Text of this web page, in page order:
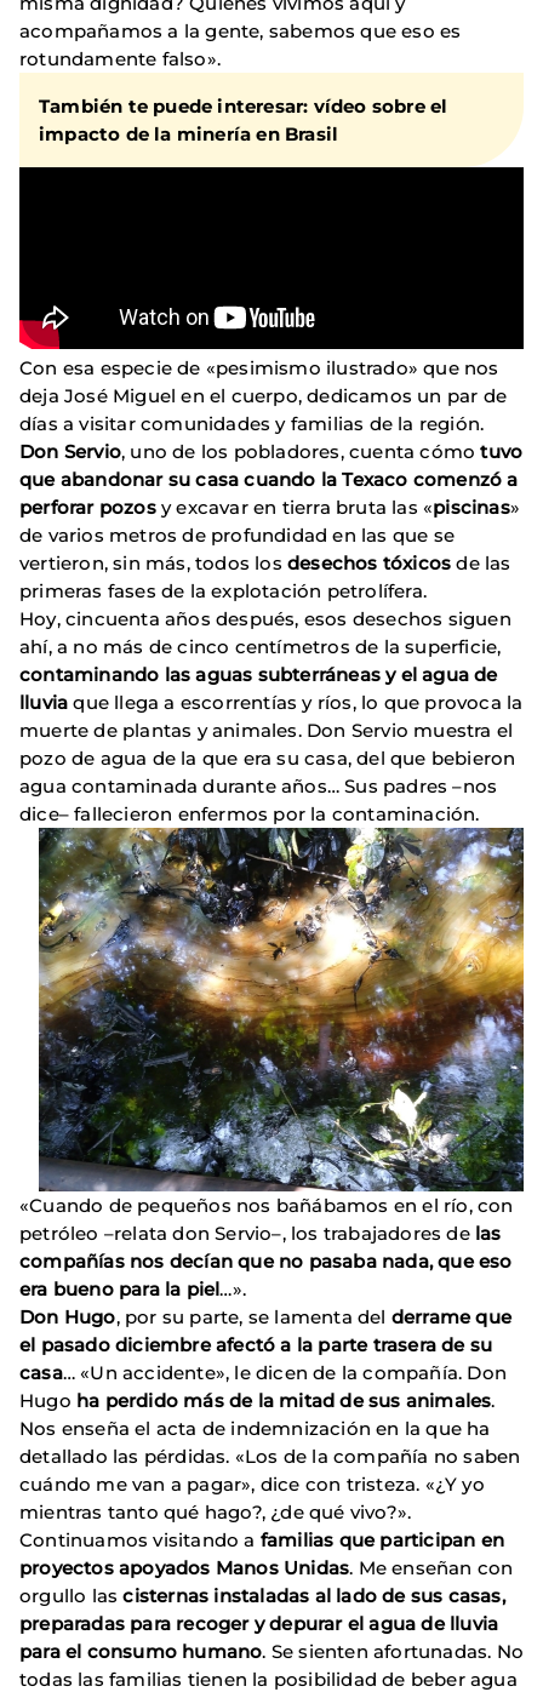
acompañamos a la gente, sabemos que eso es
rotundamente falso».
También te puede interesar: vídeo sobre el
impacto de la minería en Brasil
Con esa especie de «pesimismo ilustrado» que nos
deja José Miguel en el cuerpo, dedicamos un par de
días a visitar comunidades y familias de la región.
Don Servio, uno de los pobladores, cuenta cómotuvo
que abandonar su casa cuando la Texaco comenzó a
perforar pozosy excavar en tierra bruta las «piscinas»
de varios metros de profundidad en las que se
vertieron, sin más, todos los desechos tóxicos de las
primeras fases de la explotación petrolífera.
Hoy, cincuenta años después, esos desechos siguen
ahí, a no más de cinco centímetros de la superficie,
contaminando las aguas subterráneas y el agua de
lluvia que llega a escorrentías y ríos, lo que provoca la
muerte de plantas y animales. Don Servio muestra el
pozo de agua de la que era su casa, del que bebieron
agua contaminada durante años… Sus padres –nos
dice– fallecieron enfermos por la contaminación.
«Cuando de pequeños nos bañábamos en el río, con
petróleo –relata don Servio–, los trabajadores de las
compañías nos decían que no pasaba nada, que eso
era bueno para la piel…».
Don Hugo, por su parte, se lamenta del derrame que
el pasado diciembre afectó a la parte trasera de su
casa… «Un accidente», le dicen de la compañía. Don
Hugo ha perdido más de la mitad de sus animales.
Nos enseña el acta de indemnización en la que ha
detallado las pérdidas. «Los de la compañía no saben
cuándo me van a pagar», dice con tristeza. «¿Y yo
mientras tanto qué hago?, ¿de qué vivo?».
Continuamos visitando a familias que participan en
proyectos apoyados Manos Unidas. Me enseñan con
orgullo lascisternas instaladas al lado de sus casas,
preparadas para recoger y depurar el agua de lluvia
para el consumo humano. Se sienten afortunadas. No
todas las familias tienen la posibilidad de beber agua